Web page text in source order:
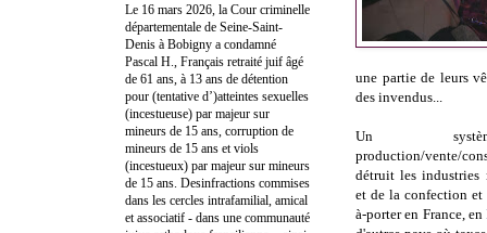
une partie de leurs
des invendus...
Un
production/vente/
détruit les industries
et de la confection et
à-porter en France, en
Le 16 mars 2026, la Cour criminelle
départementale de Seine-Saint-
Denis à Bobigny a condamné
Pascal H., Français retraité juif âgé
de 61 ans, à 13 ans de détention
pour (tentative d’)atteintes sexuelles
(incestueuse) par majeur sur
mineurs de 15 ans, corruption de
mineurs de 15 ans et viols
(incestueux) par majeur sur mineurs
de 15 ans. Desinfractions commises
dans les cercles intrafamilial, amical
et associatif - dans une communauté